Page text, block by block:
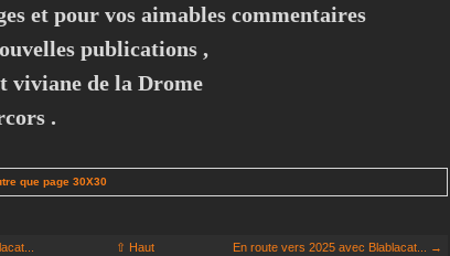
et pour vos aimables commentaires
publications ,
viviane de la Drome
.
que page 30X30
⇧ Haut En route vers 2025 avec Blablacat... →